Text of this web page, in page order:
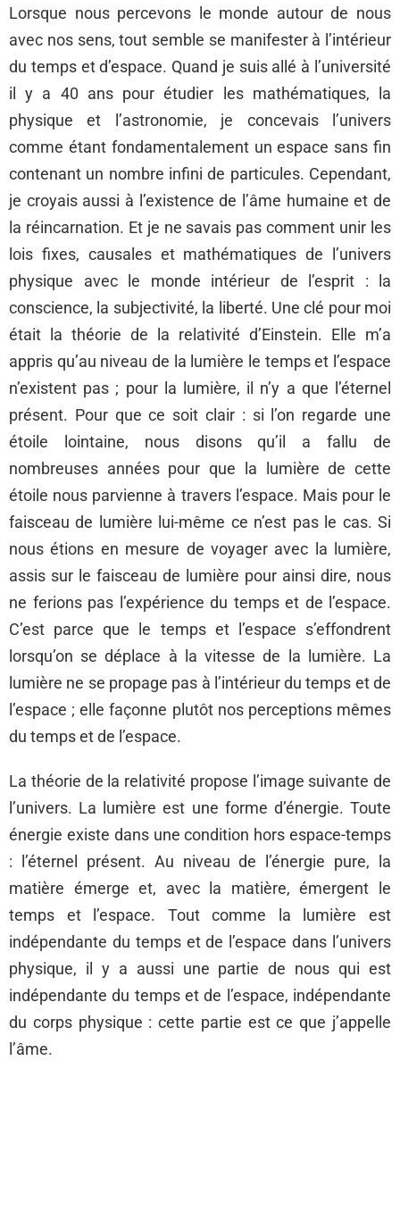
Lorsque nous percevons le monde autour de nous
avec nos sens, tout semble se manifester à l’intérieur
du temps et d’espace. Quand je suis allé à l’université
il y a 40 ans pour étudier les mathématiques, la
physique et l’astronomie, je concevais l’univers
comme étant fondamentalement un espace sans fin
contenant un nombre infini de particules. Cependant,
je croyais aussi à l’existence de l’âme humaine et de
la réincarnation. Et je ne savais pas comment unir les
lois fixes, causales et mathématiques de l’univers
physique avec le monde intérieur de l’esprit : la
conscience, la subjectivité, la liberté. Une clé pour moi
était la théorie de la relativité d’Einstein. Elle m’a
appris qu’au niveau de la lumière le temps et l’espace
n’existent pas ; pour la lumière, il n’y a que l’éternel
présent. Pour que ce soit clair : si l’on regarde une
étoile lointaine, nous disons qu’il a fallu de
nombreuses années pour que la lumière de cette
étoile nous parvienne à travers l’espace. Mais pour le
faisceau de lumière lui-même ce n’est pas le cas. Si
nous étions en mesure de voyager avec la lumière,
assis sur le faisceau de lumière pour ainsi dire, nous
ne ferions pas l’expérience du temps et de l’espace.
C’est parce que le temps et l’espace s’effondrent
lorsqu’on se déplace à la vitesse de la lumière. La
lumière ne se propage pas à l’intérieur du temps et de
l’espace ; elle façonne plutôt nos perceptions mêmes
du temps et de l’espace.
La théorie de la relativité propose l’image suivante de
l’univers. La lumière est une forme d’énergie. Toute
énergie existe dans une condition hors espace-temps
: l’éternel présent. Au niveau de l’énergie pure, la
matière émerge et, avec la matière, émergent le
temps et l’espace. Tout comme la lumière est
indépendante du temps et de l’espace dans l’univers
physique, il y a aussi une partie de nous qui est
indépendante du temps et de l’espace, indépendante
du corps physique : cette partie est ce que j’appelle
l’âme.